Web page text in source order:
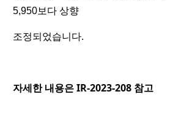
5,950보다 상향
조정되었습니다.
자세한 내용은IR-2023-208 참고